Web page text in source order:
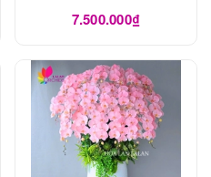
7.500.000₫